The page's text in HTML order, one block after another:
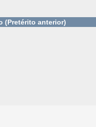
(Pretérito anterior)